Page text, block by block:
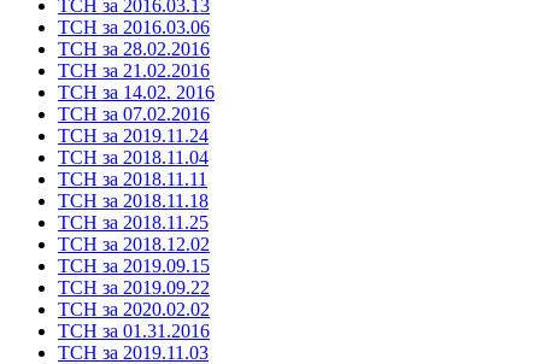
ТСН за 2016.03.13
ТСН за 2016.03.06
ТСН за 28.02.2016
ТСН за 21.02.2016
ТСН за 14.02. 2016
ТСН за 07.02.2016
ТСН за 2019.11.24
ТСН за 2018.11.04
ТСН за 2018.11.11
ТСН за 2018.11.18
ТСН за 2018.11.25
ТСН за 2018.12.02
ТСН за 2019.09.15
ТСН за 2019.09.22
ТСН за 2020.02.02
ТСН за 01.31.2016
ТСН за 2019.11.03